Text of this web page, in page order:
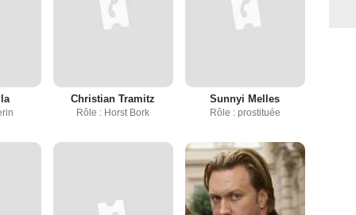
Christian Tramitz
Rôle : Horst Bork
Sunnyi Melles
Rôle : prostituée